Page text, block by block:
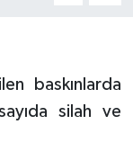
baskınlarda
silah ve